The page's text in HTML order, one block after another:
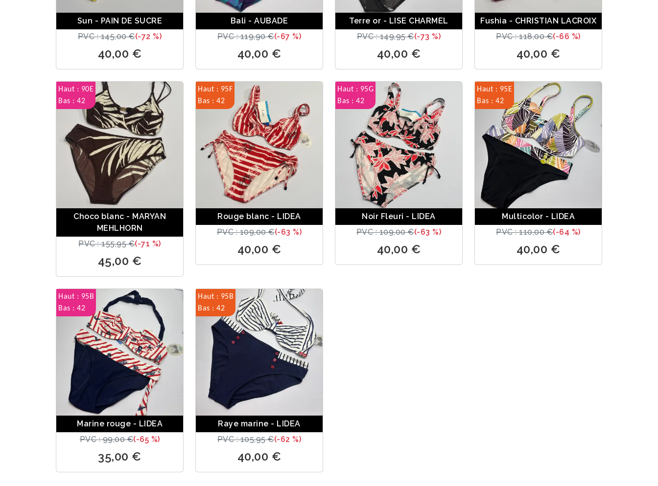
Sun - PAIN DE SUCRE
PVC : 145,00 €(-72 %)
40,00 €
Bali - AUBADE
PVC : 119,90 €(-67 %)
40,00 €
Terre or - LISE CHARMEL
PVC : 149,95 €(-73 %)
40,00 €
Fushia - CHRISTIAN LACROIX
PVC : 118,00 €(-66 %)
40,00 €
Haut : 90E
Bas : 42
Choco blanc - MARYAN
MEHLHORN
PVC : 155,95 €(-71 %)
45,00 €
Haut : 95F
Bas : 42
Rouge blanc - LIDEA
PVC : 109,00 €(-63 %)
40,00 €
Haut : 95G
Bas : 42
Noir Fleuri - LIDEA
PVC : 109,00 €(-63 %)
40,00 €
Haut : 95E
Bas : 42
Multicolor - LIDEA
PVC : 110,00 €(-64 %)
40,00 €
Haut : 95B
Bas : 42
Marine rouge - LIDEA
PVC : 99,00 €(-65 %)
35,00 €
Haut : 95B
Bas : 42
Raye marine - LIDEA
PVC : 105,95 €(-62 %)
40,00 €